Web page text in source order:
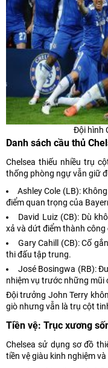
Đội hình
Danh sách cầu thủ
Chelsea thiếu nhiều trụ
thống phòng ngự vẫn giữ
Ashley Cole (LB):
điểm quan trọng của
David Luiz (CB): Dù
xả và dứt điểm thành công
Gary Cahill (CB): Cố
thi đấu tập trung.
José Bosingwa (RB):
nhiệm vụ trước những mũi
Đội trưởng John Terry
giò nhưng vẫn là trụ cột
Tiền vệ: Trục xương
Chelsea sử dụng sơ đồ
tiền vệ giàu kinh nghiệm